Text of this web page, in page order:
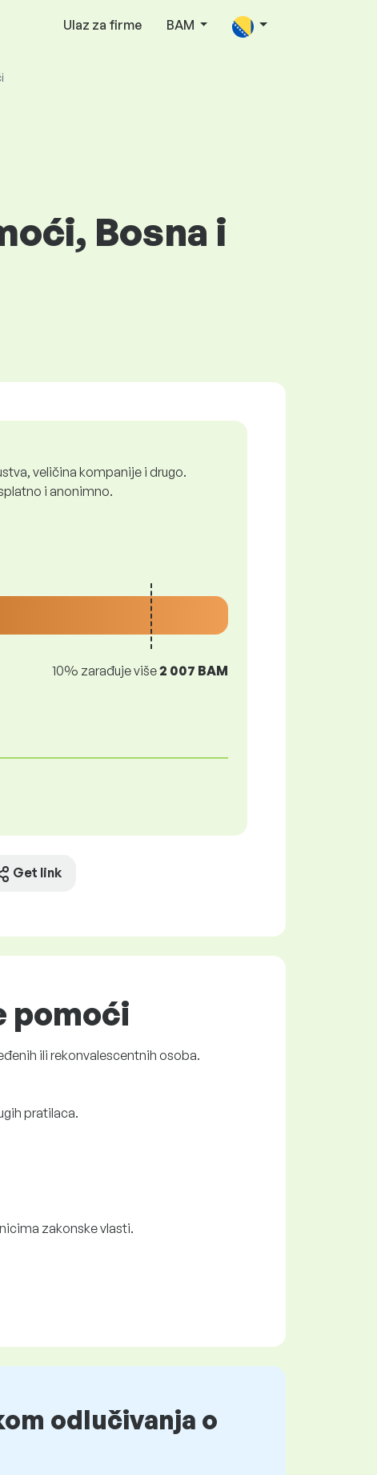
Ulaz za firme BAM
Bosna i
veličina kompanije i drugo.
i anonimno.
10% zarađuje više2 007 BAM
Get link
pomoći
ili rekonvalescentnih osoba.
pratilaca.
zakonske vlasti.
odlučivanja o